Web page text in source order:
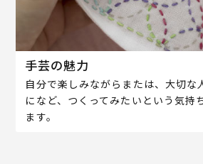
手芸の魅力
自分で楽しみながらまたは、大切な
になど、つくってみたいという気持
ます。